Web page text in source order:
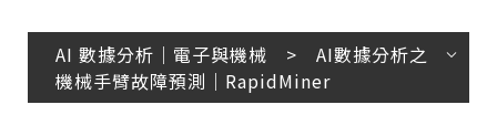
AI 數據分析｜電子與機械 > AI數據分析之
機械手臂故障預測｜RapidMiner